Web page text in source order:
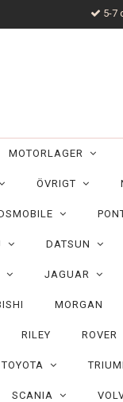
5-7
MOTORLAGER
ÖVRIGT
DATSUN
JAGUAR
MORGAN
RILEY ROVER
TOYOTA
SCANIA